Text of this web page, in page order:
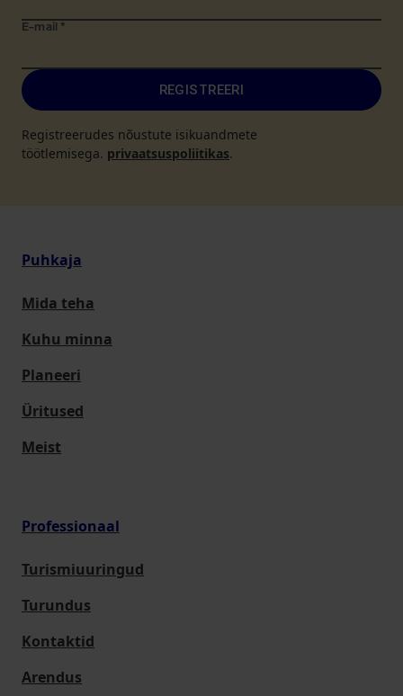
E-mail *
REGISTREERI
Registreerudes nõustute isikuandmete
töötlemisega. privaatsuspoliitikas.
Puhkaja
Mida teha
Kuhu minna
Planeeri
Üritused
Meist
Professionaal
Turismiuuringud
Turundus
Kontaktid
Arendus